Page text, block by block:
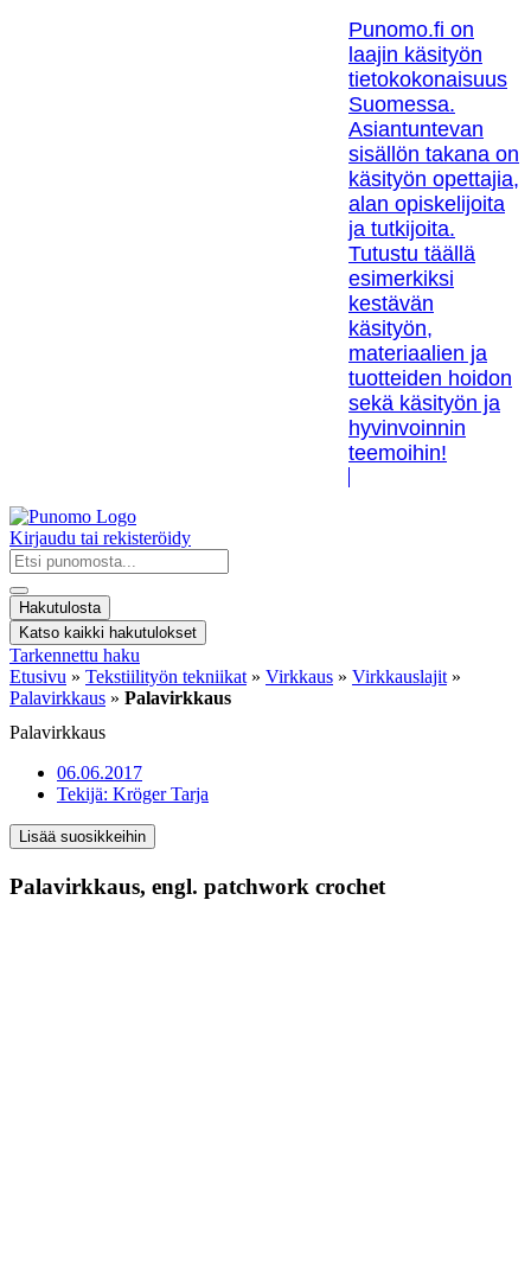
Punomo.fi on
laajin käsityön
tietokokonaisuus
Suomessa.
Asiantuntevan
sisällön takana on
käsityön opettajia,
alan opiskelijoita
ja tutkijoita.
Tutustu täällä
esimerkiksi
kestävän
käsityön,
materiaalien ja
tuotteiden hoidon
sekä käsityön ja
hyvinvoinnin
teemoihin!
Kirjaudu tai rekisteröidy
Search
...
Hakutulosta
Katso kaikki hakutulokset
Tarkennettu haku
Etusivu » Tekstiilityön tekniikat » Virkkaus » Virkkauslajit »
Palavirkkaus » Palavirkkaus
Palavirkkaus
06.06.2017
Tekijä: Kröger Tarja
Lisää suosikkeihin
Palavirkkaus, engl. patchwork crochet